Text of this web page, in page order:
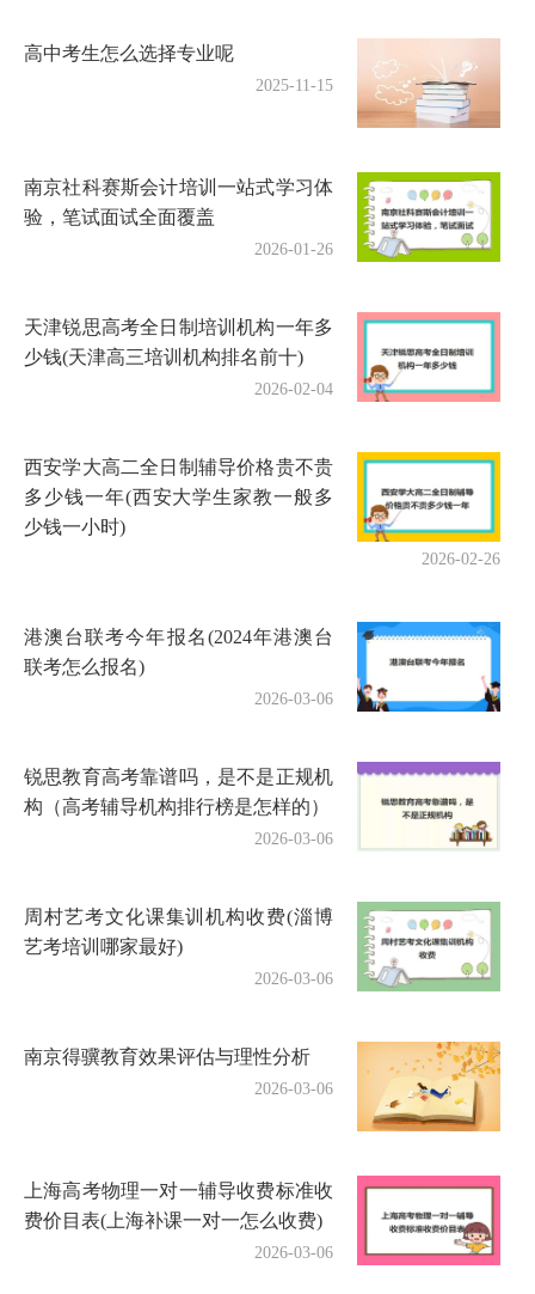
高中考生怎么选择专业呢
2025-11-15
南京社科赛斯会计培训一站式学习体
验，笔试面试全面覆盖
2026-01-26
天津锐思高考全日制培训机构一年多
少钱(天津高三培训机构排名前十)
2026-02-04
西安学大高二全日制辅导价格贵不贵
多少钱一年(西安大学生家教一般多
少钱一小时)
2026-02-26
港澳台联考今年报名(2024年港澳台
联考怎么报名)
2026-03-06
锐思教育高考靠谱吗，是不是正规机
构（高考辅导机构排行榜是怎样的）
2026-03-06
周村艺考文化课集训机构收费(淄博
艺考培训哪家最好)
2026-03-06
南京得骥教育效果评估与理性分析
2026-03-06
上海高考物理一对一辅导收费标准收
费价目表(上海补课一对一怎么收费)
2026-03-06